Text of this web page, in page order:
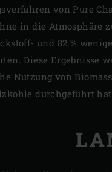
von Pure
in die Atmosphäre
und 82 %
Diese Ergebnisse
Nutzung von
durchgeführt